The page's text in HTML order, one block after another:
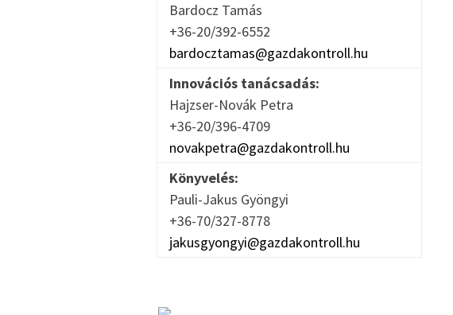
Bardocz Tamás
+36-20/392-6552
bardocztamas@gazdakontroll.hu
Innovációs tanácsadás:
Hajzser-Novák Petra
+36-20/396-4709
novakpetra@gazdakontroll.hu
Könyvelés:
Pauli-Jakus Gyöngyi
+36-70/327-8778
jakusgyongyi@gazdakontroll.hu